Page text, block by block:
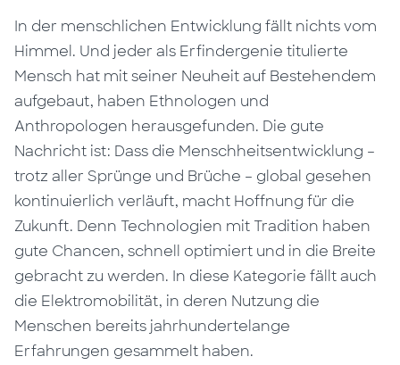
In der menschlichen Entwicklung fällt nichts vom
Himmel. Und jeder als Erfindergenie titulierte
Mensch hat mit seiner Neuheit auf Bestehendem
aufgebaut, haben Ethnologen und
Anthropologen herausgefunden. Die gute
Nachricht ist: Dass die Menschheitsentwicklung –
trotz aller Sprünge und Brüche – global gesehen
kontinuierlich verläuft, macht Hoffnung für die
Zukunft. Denn Technologien mit Tradition haben
gute Chancen, schnell optimiert und in die Breite
gebracht zu werden. In diese Kategorie fällt auch
die Elektromobilität, in deren Nutzung die
Menschen bereits jahrhundertelange
Erfahrungen gesammelt haben.